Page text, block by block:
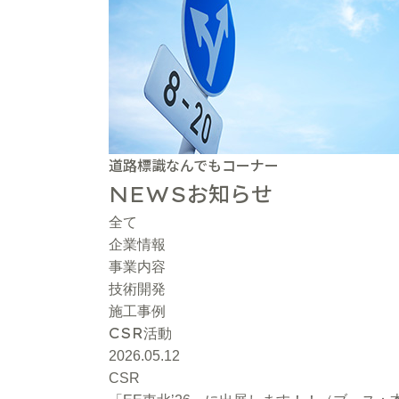
道路標識なんでもコーナー
NEWSお知らせ
全て
企業情報
事業内容
技術開発
施工事例
CSR活動
2026.05.12
CSR